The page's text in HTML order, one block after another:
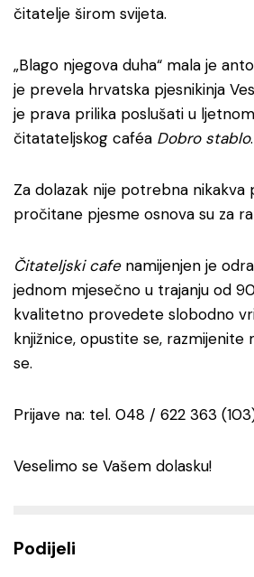
čitatelje širom svijeta.
„Blago njegova duha“ mala je
je prevela hrvatska pjesnikinja
je prava prilika poslušati u
čitatateljskog caféa Dobro stablo.
Za dolazak nije potrebna nikakva
pročitane pjesme osnova su za
Čitateljski cafenamijenjen je
jednom mjesečno u trajanju od
kvalitetno provedete slobodno
knjižnice, opustite se, razmijenite
se.
Prijave na: tel. 048 / 622 363
Veselimo se Vašem dolasku!
Podijeli